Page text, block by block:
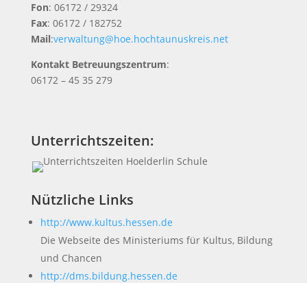
Fon: 06172 / 29324
Fax: 06172 / 182752
Mail:verwaltung@hoe.hochtaunuskreis.net
Kontakt Betreuungszentrum:
06172 – 45 35 279
Unterrichtszeiten:
Nützliche Links
http://www.kultus.hessen.de
Die Webseite des Ministeriums für Kultus, Bildung
und Chancen
http://dms.bildung.hessen.de